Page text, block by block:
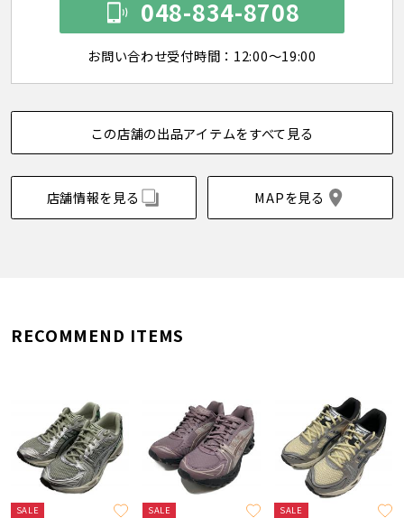
048-834-8708
お問い合わせ受付時間：12:00～19:00
この店舗の出品アイテムをすべて見る
店舗情報を見る MAPを見る
RECOMMEND ITEMS
SALE SALE SALE